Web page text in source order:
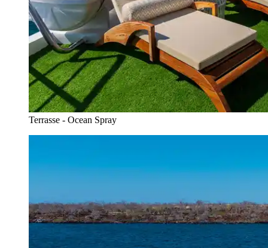
Terrasse - Ocean Spray